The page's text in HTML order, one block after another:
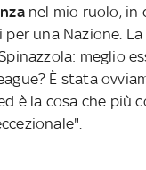
nel mio ruolo, in
una Nazione. La
meglio
È stata
è la cosa che più